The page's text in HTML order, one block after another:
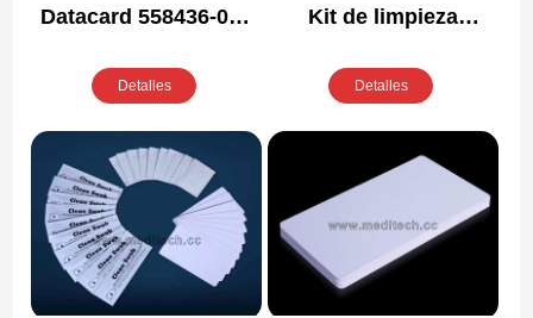
Datacard 558436-001
compatible
Detalles
Kit de limpieza
44260
Detalles